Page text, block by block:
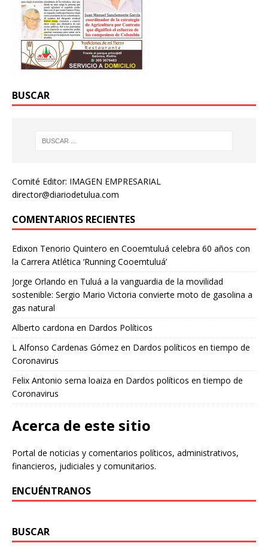
BUSCAR
Comité Editor: IMAGEN EMPRESARIAL
director@diariodetulua.com
COMENTARIOS RECIENTES
Edixon Tenorio Quintero en Cooemtuluá celebra 60 años con
la Carrera Atlética ‘Running Cooemtuluá’
Jorge Orlando en Tuluá a la vanguardia de la movilidad
sostenible: Sergio Mario Victoria convierte moto de gasolina a
gas natural
Alberto cardona en Dardos Políticos
L Alfonso Cardenas Gómez en Dardos políticos en tiempo de
Coronavirus
Felix Antonio serna loaiza en Dardos políticos en tiempo de
Coronavirus
Acerca de este sitio
Portal de noticias y comentarios políticos, administrativos,
financieros, judiciales y comunitarios.
ENCUÉNTRANOS
BUSCAR